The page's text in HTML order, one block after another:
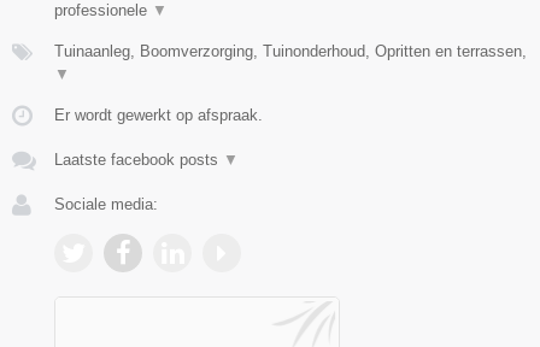
professionele ▼
Tuinaanleg, Boomverzorging, Tuinonderhoud, Opritten en terrassen,
▼
Er wordt gewerkt op afspraak.
Laatste facebook posts ▼
Sociale media: